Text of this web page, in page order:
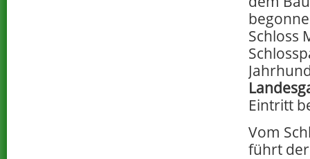
Schloss
Eintritt
Vom
führt der